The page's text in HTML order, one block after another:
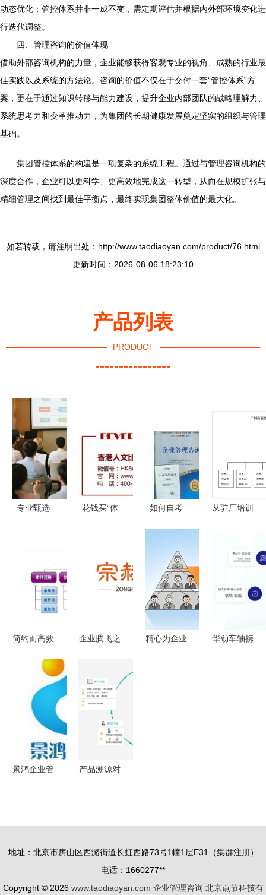
动态优化：管控体系并非一成不变，需定期评估并根据内外部环境变化进
行迭代调整。
四、管理咨询的价值体现
借助外部咨询机构的力量，企业能够获得客观专业的视角、成熟的行业最
佳实践以及系统的方法论。咨询的价值不仅在于交付一套“管控体系”方
案，更在于通过知识转移与能力建设，提升企业内部团队的战略理解力、
系统思考力和变革推动力，为集团的长期健康发展奠定坚实的组织与管理
基础。
集团管控体系的构建是一项复杂的系统工程。通过与管理咨询机构的
深度合作，企业可以更科学、更高效地完成这一转型，从而在规模扩张与
精细管理之间找到最佳平衡点，最终实现集团整体价值的最大化。
如若转载，请注明出处：http://www.taodiaoyan.com/product/76.html
更新时间：2026-08-06 18:23:10
产品列表
PRODUCT
----------------
专业甄选
力测评与推
花钱买“体
管控咨询？
如何自考
书物尽其用
——必过亚
马逊的标委
会推荐攻略
从驻厂培训
能制造型企
的管理咨询
简约而高效
理系统的构
建设想
企业腾飞之
业之尺量度
转型之路？
精心为企业
华劲车轴携
景鸿企业管
产品溯源对
地址：北京市房山区西潞街道长虹西路73号1幢1层E31（集群注册）
电话：1660277**
Copyright © 2026 www.taodiaoyan.com 企业管理咨询 北京点节科技有